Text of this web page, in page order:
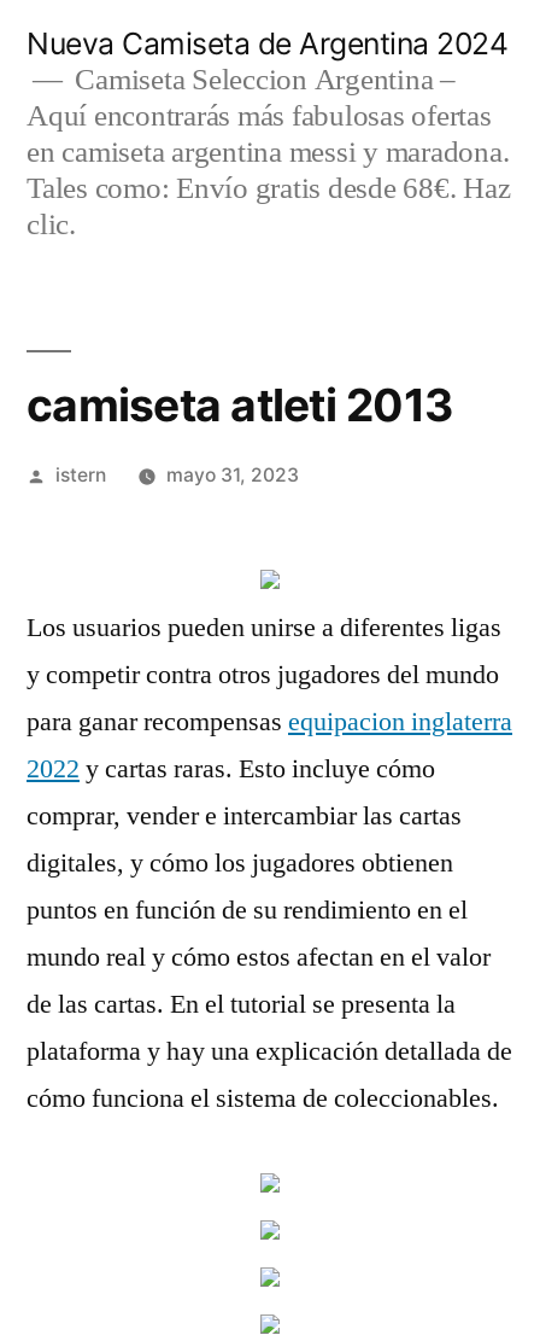
contenido
Nueva Camiseta de Argentina 2024
Camiseta Seleccion Argentina –
Aquí encontrarás más fabulosas ofertas
en camiseta argentina messi y maradona.
Tales como: Envío gratis desde 68€. Haz
clic.
camiseta atleti 2013
Publicado
istern mayo 31, 2023
Los usuarios pueden unirse a diferentes ligas
y competir contra otros jugadores del mundo
para ganar recompensas equipacion inglaterra
2022 y cartas raras. Esto incluye cómo
comprar, vender e intercambiar las cartas
digitales, y cómo los jugadores obtienen
puntos en función de su rendimiento en el
mundo real y cómo estos afectan en el valor
de las cartas. En el tutorial se presenta la
plataforma y hay una explicación detallada de
cómo funciona el sistema de coleccionables.